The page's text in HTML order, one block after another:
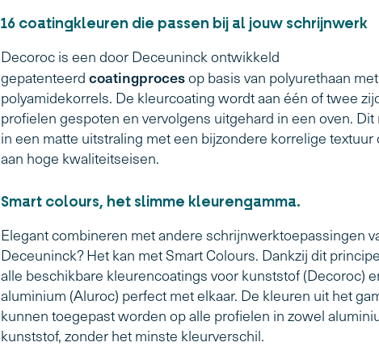
16 coatingkleuren die passen bij al jouw schrijnwerk
Decoroc is een door Deceuninck ontwikkeld
gepatenteerd coatingprocesop basis van polyurethaan met
polyamidekorrels. De kleurcoating wordt aan één of twee
profielen gespoten en vervolgens uitgehard in een oven.
in een matte uitstraling met een bijzondere korrelige textuur
aan hoge kwaliteitseisen.
Smart colours, het slimme kleurengamma.
Elegant combineren met andere schrijnwerktoepassingen
Deceuninck? Het kan met Smart Colours. Dankzij dit
alle beschikbare kleurencoatings voor kunststof (Decoroc)
aluminium (Aluroc) perfect met elkaar. De kleuren uit het
kunnen toegepast worden op alle profielen in zowel
kunststof, zonder het minste kleurverschil.